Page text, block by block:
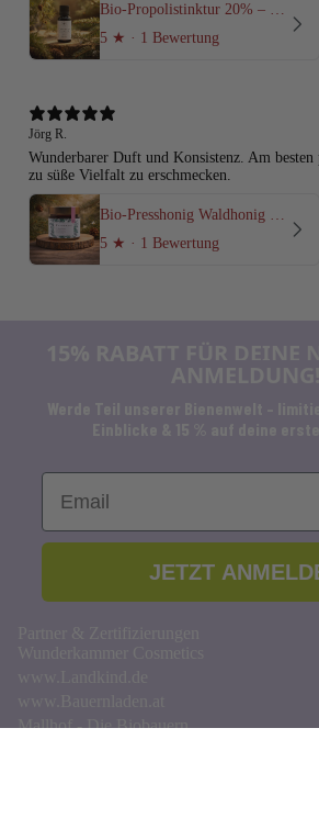
Bio-Propolistinktur 20% – Natürliches Immunelixier aus den Nockbergen
5 ★ · 1 Bewertung
Jörg R.
Wunderbarer Duft und Konsistenz. Am besten
zu süße Vielfalt zu erschmecken.
Bio-Presshonig Waldhonig – Rohhonig kaltgepresst
5 ★ · 1 Bewertung
Email
JETZT
Mallhof - Die Biobauern